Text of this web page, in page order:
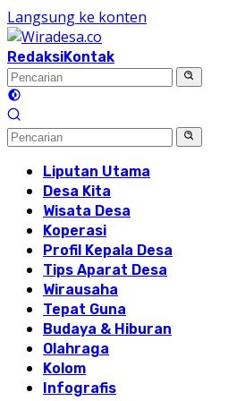
Langsung ke konten
RedaksiKontak
Liputan Utama
Desa Kita
Wisata Desa
Koperasi
Profil Kepala Desa
Tips Aparat Desa
Wirausaha
Tepat Guna
Budaya & Hiburan
Olahraga
Kolom
Infografis